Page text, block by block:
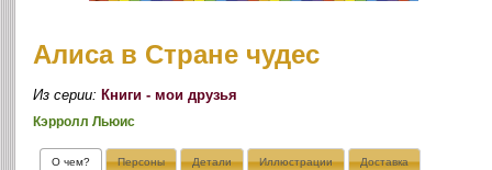
Алиса в Стране чудес
Из серии:Книги - мои друзья
Кэрролл Льюис
О чем? Персоны Детали Иллюстрации Доставка